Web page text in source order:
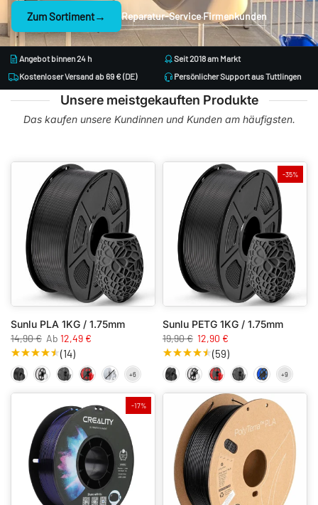
Resin
online
kaufen
Zum Sortiment→ Reparatur-Service·Firmenkunden
Angebot binnen 24 h
Seit 2018 am Markt
Kostenloser Versand ab 69 € (DE)
Persönlicher Support aus Tuttlingen
Unsere meistgekauften Produkte
Das kaufen unsere Kundinnen und Kunden am häufigsten.
Sunlu PLA 1KG / 1.75mm
14,90 € Ab 12,49 €
(14)
-35%
Sunlu PETG 1KG / 1.75mm
19,90 € 12,90 €
(59)
-17%